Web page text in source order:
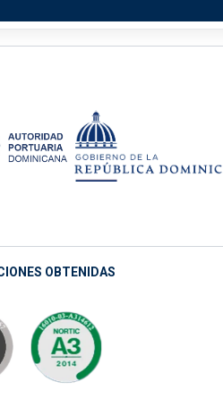
OBTENIDAS